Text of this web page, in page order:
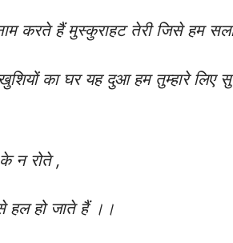
करते हैं मुस्कुराहट तेरी जिसे हम
खुशियों का घर यह दुआ हम तुम्हारे
न रोते ,
हल हो जाते हैं ।।